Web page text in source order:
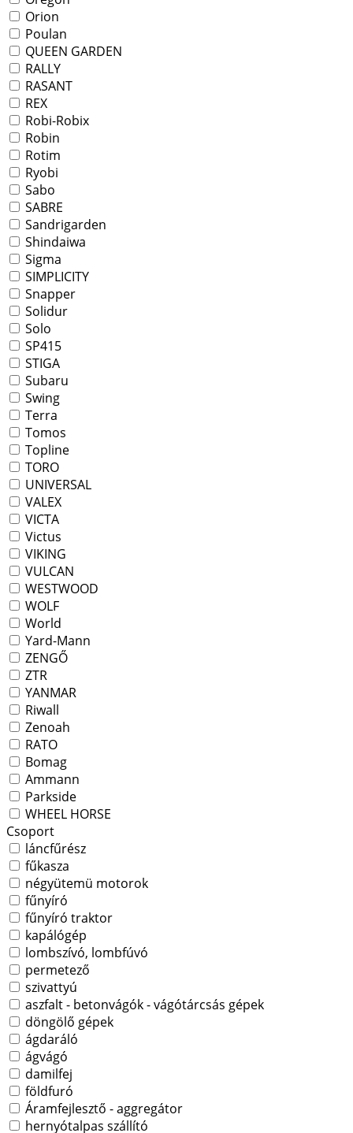
Orion
Poulan
QUEEN GARDEN
RALLY
RASANT
REX
Robi-Robix
Robin
Rotim
Ryobi
Sabo
SABRE
Sandrigarden
Shindaiwa
Sigma
SIMPLICITY
Snapper
Solidur
Solo
SP415
STIGA
Subaru
Swing
Terra
Tomos
Topline
TORO
UNIVERSAL
VALEX
VICTA
Victus
VIKING
VULCAN
WESTWOOD
WOLF
World
Yard-Mann
ZENGŐ
ZTR
YANMAR
Riwall
Zenoah
RATO
Bomag
Ammann
Parkside
WHEEL HORSE
Csoport
láncfűrész
fűkasza
négyütemü motorok
fűnyíró
fűnyíró traktor
kapálógép
lombszívó, lombfúvó
permetező
szivattyú
aszfalt - betonvágók - vágótárcsás gépek
döngölő gépek
ágdaráló
ágvágó
damilfej
földfuró
Áramfejlesztő - aggregátor
hernyótalpas szállító